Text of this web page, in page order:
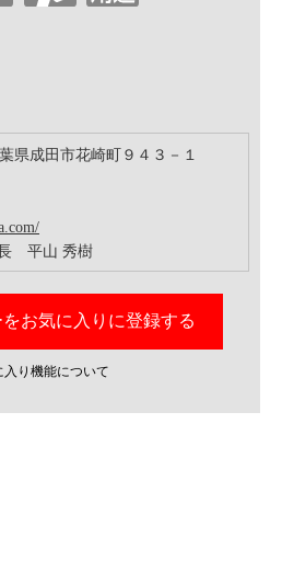
県成田市花崎町９４３－１
平山 秀樹
お気に入りに登録する
入り機能について